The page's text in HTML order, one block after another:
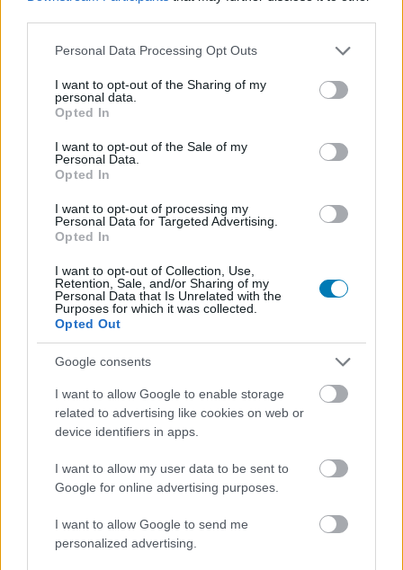
Please note that this website/app uses one or more Google
not limited to your visit or usage behaviour. You may click to
grant or deny consent to Google and its third-party tags to
use your data for below specified purposes in below Google
consent section.
Personal Data Processing Opt Outs
I want to opt-out of the Sharing of my
personal data.
Opted In
I want to opt-out of the Sale of my
Personal Data.
Opted In
I want to opt-out of processing my
Personal Data for Targeted Advertising.
Opted In
I want to opt-out of Collection, Use,
Retention, Sale, and/or Sharing of my
Personal Data that Is Unrelated with the
Purposes for which it was collected.
Opted Out
Google consents
I want to allow Google to enable storage
related to advertising like cookies on web or
device identifiers in apps.
I want to allow my user data to be sent to
Google for online advertising purposes.
I want to allow Google to send me
personalized advertising.
Hunter_GS|2025 április 4. 14:12
Áprilisban is hosszú listát kapunk, és szinte
minden héten lesz egy-egy sikercím.
Unmute Loaded:
21.65%
főleg hazánkban, ahol a Prime Video előfizetésünk
birtokában élvezhetjük a játékkatalógus előnyeit is. A
Prime részeként kapunk egy ingyenes Twitch Prime
feliratkozási lehetőséget, egy rakat játékbeli apróságot,
és persze rengeteg extra költség nélkül bezsákolható
játékkódot. Áprilisban összesen 23 címet húzhatunk be
Mivel ebben a hónapban kerül mozikba a Minecraft,
természetesen nem maradhattunk kockás kalandok
nélkül, de lesz itt még Mafia epizód, digitális társas és
sok egyéb apróság. A felhozatal a következőképpen fest
heti bontásban, az adott célplatform megjelölésével
Már most elérhető